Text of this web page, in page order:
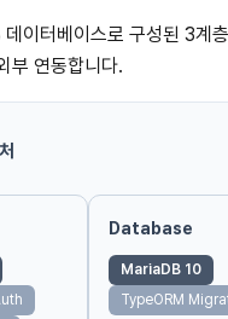
이터베이스로 구성된 3계
부 연동합니다.
Database
MariaDB 10
TypeORM